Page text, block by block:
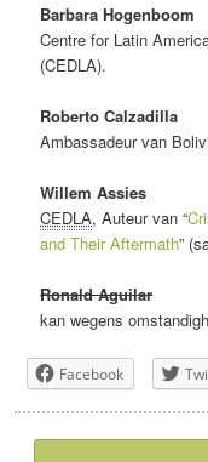
Barbara Hogenboom
Centre for Latin
(CEDLA).
Roberto Calzadilla
Ambassadeur van
Willem Assies
CEDLA, Auteur van “
and Their Aftermath”
Ronald Aguilar
kan wegens
Facebook